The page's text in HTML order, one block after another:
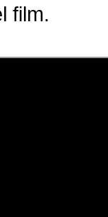
film.